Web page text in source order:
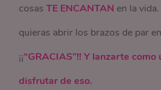
cosasTE ENCANTAN en la
quieras abrir los brazos de par
¡¡“GRACIAS”!! Y lanzarte
disfrutar de eso.